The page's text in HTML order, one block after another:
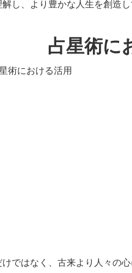
し、より豊かな人生を創造
占星術に
ではなく、古来より人々の